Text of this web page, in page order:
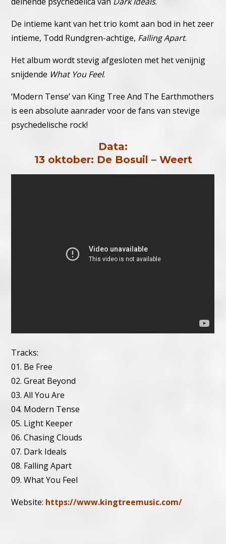
De intieme kant van het trio komt aan bod in het zeer
intieme, Todd Rundgren-achtige, Falling Apart.
Het album wordt stevig afgesloten met het venijnig
snijdende What You Feel.
‘Modern Tense’ van King Tree And The Earthmothers
is een absolute aanrader voor de fans van stevige
psychedelische rock!
Data:
13 oktober: De Bosuil – Weert
Tracks:
01. Be Free
02. Great Beyond
03. All You Are
04. Modern Tense
05. Light Keeper
06. Chasing Clouds
07. Dark Ideals
08. Falling Apart
09. What You Feel
Website: https://www.kingtreemusic.com/